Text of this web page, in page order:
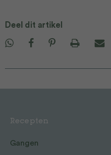
Deel dit artikel
Recepten
Gangen